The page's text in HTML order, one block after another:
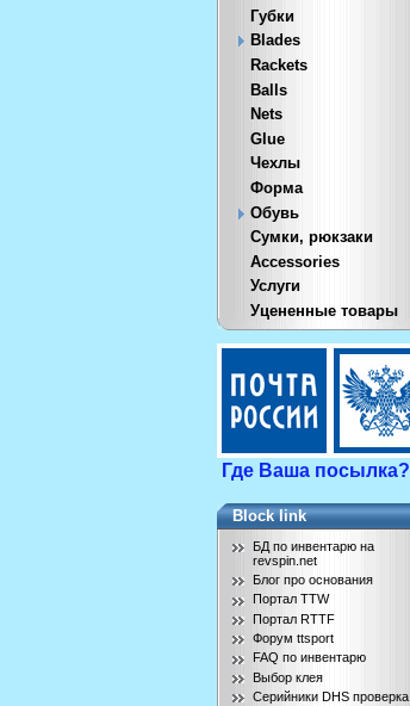
Губки
Blades
Rackets
Balls
Nets
Glue
Чехлы
Форма
Обувь
Сумки, рюкзаки
Accessories
Услуги
Уцененные товары
Где Ваша посылка?
Block link
БД по инвентарю на
revspin.net
Блог про основания
Портал TTW
Портал RTTF
Форум ttsport
FAQ по инвентарю
Выбор клея
Серийники DHS проверка